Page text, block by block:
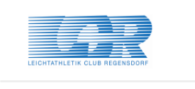
content